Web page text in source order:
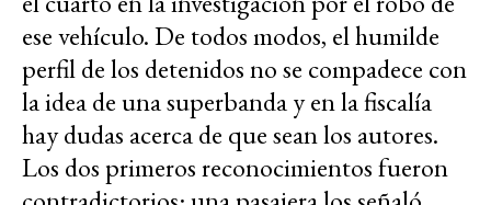
ese vehículo. De todos modos, el humilde
perfil de los detenidos no se compadece con
la idea de una superbanda y en la fiscalía
hay dudas acerca de que sean los autores.
Los dos primeros reconocimientos fueron